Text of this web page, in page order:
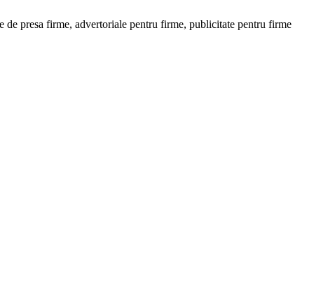
presa firme, advertoriale pentru firme, publicitate pentru firme